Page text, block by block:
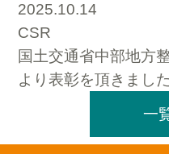
2025.10.14
CSR
国土交通省中部地方
より表彰を頂きました
一